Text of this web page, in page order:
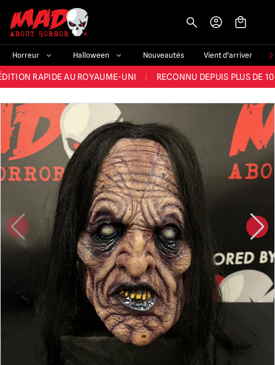
Horreur Halloween Nouveautés Vient d'arriver
ET LA MEILLEURE GAMME DU ROYAUME-UNI PLUS DE 60 000
RAPIDE AU ROYAUME-UNI RECONNU DEPUIS PLUS DE
GAMME D'HALLOWEEN AU ROYAUME-UNI PLUS DE 300
ET LA MEILLEURE GAMME DU ROYAUME-UNI | PLUS DE 60 000